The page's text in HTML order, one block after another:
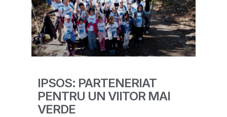
IPSOS: PARTENERIAT
PENTRU UN VIITOR MAI
VERDE